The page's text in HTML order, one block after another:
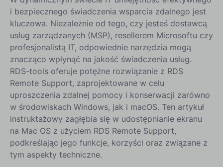
zrobić: Udostępnianie ekranu na Macu
i bezpiecznego świadczenia wsparcia zdalnego jest
kluczowa. Niezależnie od tego, czy jesteś dostawcą
usług zarządzanych (MSP), resellerem Microsoftu czy
profesjonalistą IT, odpowiednie narzędzia mogą
znacząco wpłynąć na jakość świadczenia usług.
RDS-tools oferuje potężne rozwiązanie z RDS
Remote Support, zaprojektowane w celu
uproszczenia zdalnej pomocy i konserwacji zarówno
w środowiskach Windows, jak i macOS. Ten artykuł
instruktażowy zagłębia się w udostępnianie ekranu
na Mac OS z użyciem RDS Remote Support,
podkreślając jego funkcje, korzyści oraz związane z
tym aspekty techniczne.